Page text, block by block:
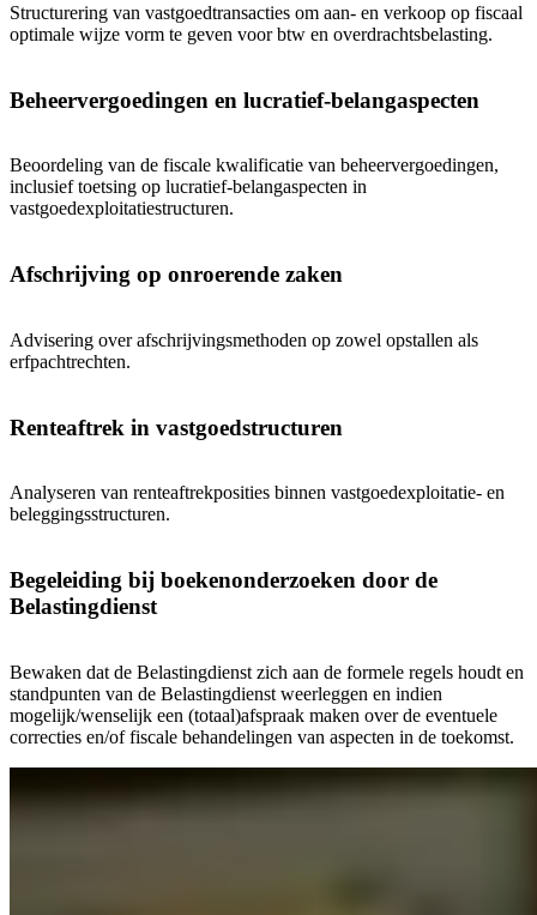
Structurering van vastgoedtransacties om aan- en verkoop op fiscaal
optimale wijze vorm te geven voor btw en overdrachtsbelasting.
Beheervergoedingen en lucratief-belangaspecten
Beoordeling van de fiscale kwalificatie van beheervergoedingen,
inclusief toetsing op lucratief-belangaspecten in
vastgoedexploitatiestructuren.
Afschrijving op onroerende zaken
Advisering over afschrijvingsmethoden op zowel opstallen als
erfpachtrechten.
Renteaftrek in vastgoedstructuren
Analyseren van renteaftrekposities binnen vastgoedexploitatie- en
beleggingsstructuren.
Begeleiding bij boekenonderzoeken door de
Belastingdienst
Bewaken dat de Belastingdienst zich aan de formele regels houdt en
standpunten van de Belastingdienst weerleggen en indien
mogelijk/wenselijk een (totaal)afspraak maken over de eventuele
correcties en/of fiscale behandelingen van aspecten in de toekomst.